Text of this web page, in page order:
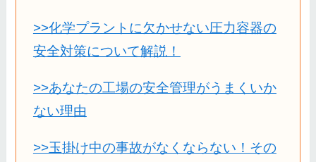
>>化学プラントに欠かせない圧力容器の
安全対策について解説！
>>あなたの工場の安全管理がうまくいか
ない理由
>>玉掛け中の事故がなくならない！その